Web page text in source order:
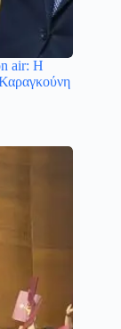
air: Η